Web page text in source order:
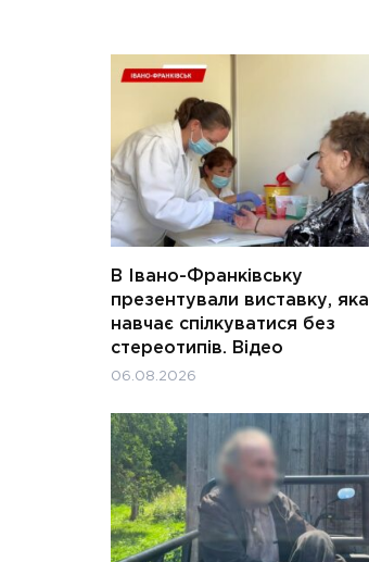
В Івано-Франківську
презентували виставку, яка
навчає спілкуватися без
стереотипів. Відео
06.08.2026